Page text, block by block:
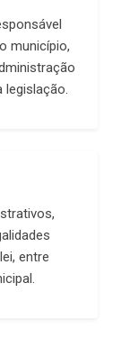
município,
legislação.
entre